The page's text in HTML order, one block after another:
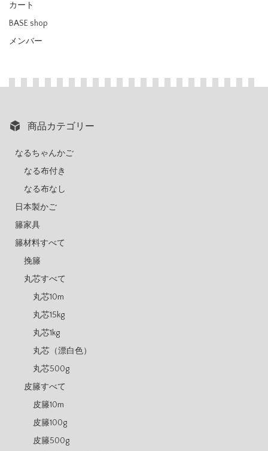
カート
BASE shop
メンバー
商品カテゴリー
なるちゃんかご
なる布付き
なる布なし
日本製かご
籐家具
籐材料すべて
挽籐
丸芯すべて
丸芯10m
丸芯15kg
丸芯1kg
丸芯（漂白色）
丸芯500g
皮籐すべて
皮籐10m
皮籐100g
皮籐500g